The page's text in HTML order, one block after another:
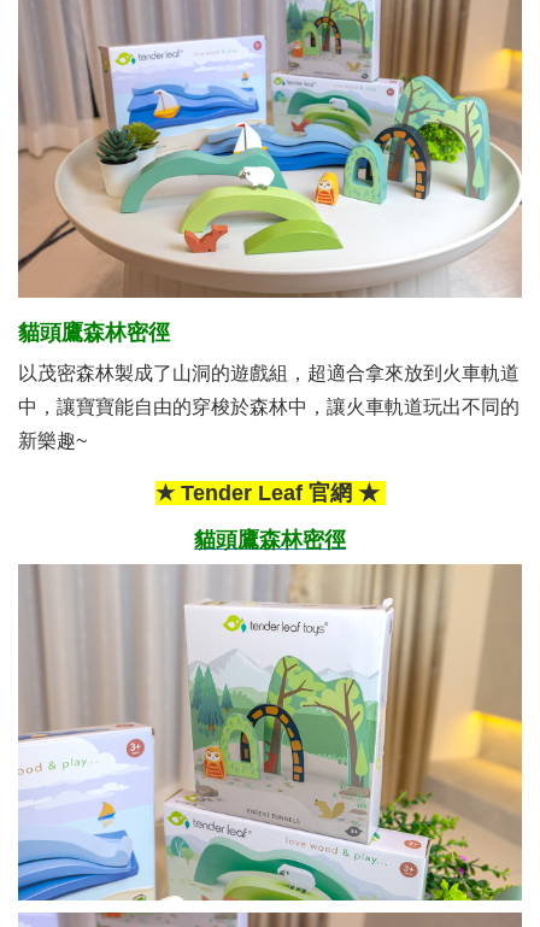
貓頭鷹森林密徑
以茂密森林製成了山洞的遊戲組，超適合拿來放到火車軌道
中，讓寶寶能自由的穿梭於森林中，讓火車軌道玩出不同的
新樂趣~
★ Tender Leaf 官網 ★
貓頭鷹森林密徑